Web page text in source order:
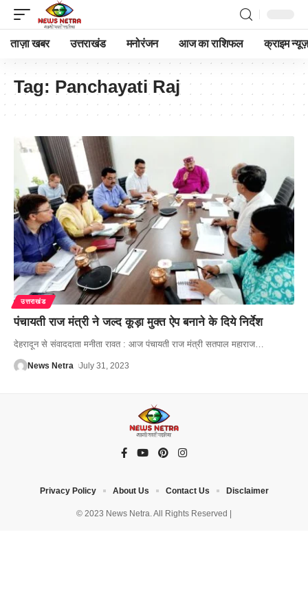
ताज़ा खबर उत्तराखंड मनोरंजन आज का राशिफल क्राइम न्यूज़
Tag: Panchayati Raj
उत्तराखंड
पंचायती राज मंत्री ने जल्द कूड़ा मुक्त ऐप बनाने के दिये निर्देश
देहरादून से संवाददाता मनीता रावत : आज पंचायती राज मंत्री सतपाल महाराज…
News Netra July 31, 2023
© 2023 News Netra. All Rights Reserved |
Privacy Policy About Us Contact Us Disclaimer